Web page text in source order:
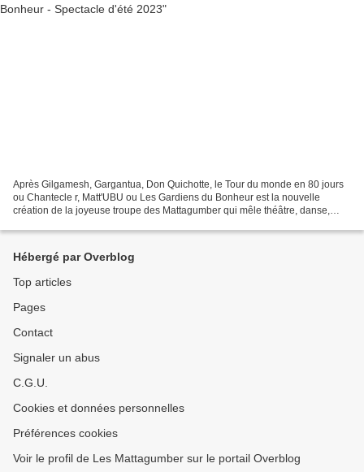
Après Gilgamesh, Gargantua, Don Quichotte, le Tour du monde en 80 jours
ou Chantecle r, Matt'UBU ou Les Gardiens du Bonheur est la nouvelle
création de la joyeuse troupe des Mattagumber qui mêle théâtre, danse,
Hébergé par Overblog
Top articles
Pages
Contact
Signaler un abus
C.G.U.
Cookies et données personnelles
Préférences cookies
Voir le profil de Les Mattagumber sur le portail Overblog